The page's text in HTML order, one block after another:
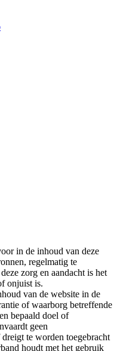
in de inhoud van deze
regelmatig te
zorg en aandacht is het
onjuist is.
van de website in de
of waarborg betreffende
bepaald doel of
geen
te worden toegebracht
houdt met het gebruik